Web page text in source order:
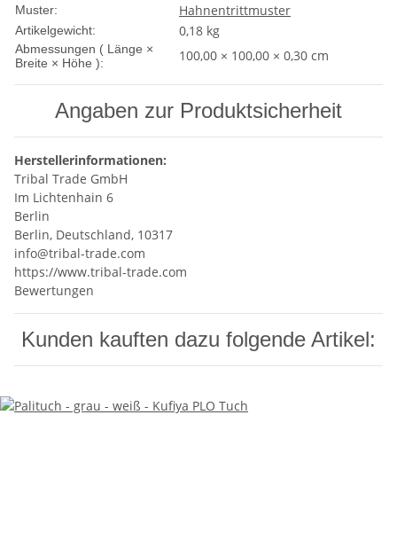
Muster: Hahnentrittmuster
Artikelgewicht: 0,18 kg
Abmessungen ( Länge ×
Breite × Höhe ):
100,00 × 100,00 × 0,30 cm
Angaben zur Produktsicherheit
Herstellerinformationen:
Tribal Trade GmbH
Im Lichtenhain 6
Berlin
Berlin, Deutschland, 10317
info@tribal-trade.com
https://www.tribal-trade.com
Bewertungen
Kunden kauften dazu folgende Artikel: